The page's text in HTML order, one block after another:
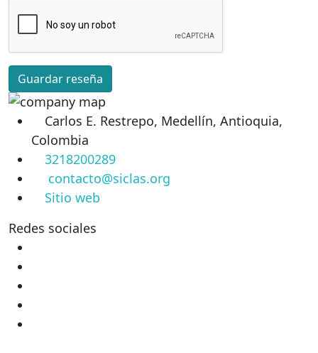
Guardar reseña
Carlos E. Restrepo, Medellín, Antioquia,
Colombia
3218200289
contacto@siclas.org
Sitio web
Redes sociales